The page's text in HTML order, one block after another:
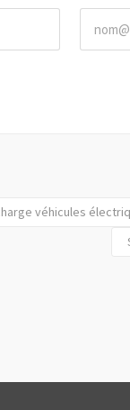
véhicules